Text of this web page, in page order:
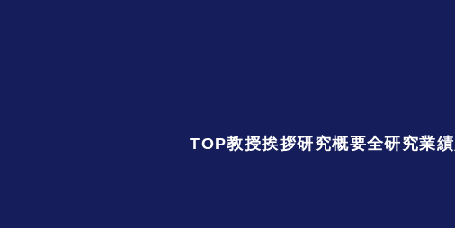
TOP教授挨拶研究概要全研究業績